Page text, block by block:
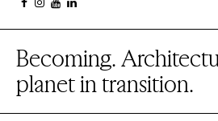
Becoming.
planet in transition.